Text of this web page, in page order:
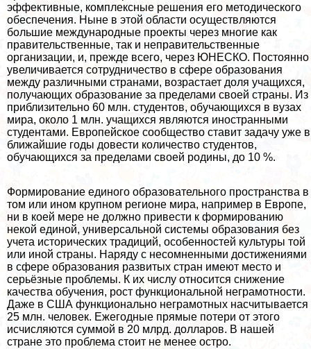
эффективные, комплексные решения его методического
обеспечения. Ныне в этой области осуществляются
большие международные проекты через многие как
правительственные, так и неправительственные
организации, и, прежде всего, через ЮНЕСКО. Постоянно
увеличивается сотрудничество в сфере образования
между различными странами, возрастает доля учащихся,
получающих образование за пределами своей страны. Из
приблизительно 60 млн. студентов, обучающихся в вузах
мира, около 1 млн. учащихся являются иностранными
студентами. Европейское сообщество ставит задачу уже в
ближайшие годы довести количество студентов,
обучающихся за пределами своей родины, до 10 %.
Формирование единого образовательного прострaнcтва в
том или ином крупном регионе мира, например в Европе,
ни в коей мере не должно привести к формированию
некой единой, универсальной системы образования без
учета исторических традиций, особенностей культуры той
или иной страны. Наряду с несомненными достижениями
в сфере образования развитых стран имеют место и
серьёзные проблемы. К их числу относится снижение
качества обучения, рост функциональной неграмотности.
Даже в США функционально неграмотных насчитывается
25 млн. человек. Ежегодные прямые потери от этого
исчисляются суммой в 20 млрд. долларов. В нашей
стране это проблема стоит не менее остро.